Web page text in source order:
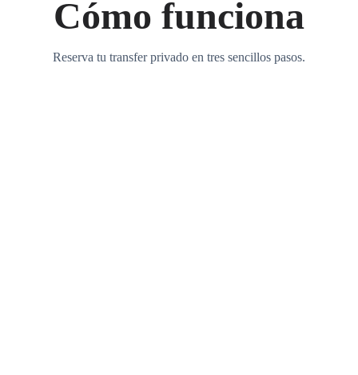
Cómo funciona
Reserva tu transfer privado en tres sencillos pasos.